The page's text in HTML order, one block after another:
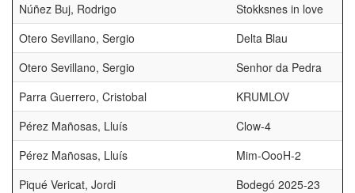
Núñez Buj, Rodrigo
Stokksnes in love
Otero Sevillano, Sergio
Delta Blau
Otero Sevillano, Sergio
Senhor da Pedra
Parra Guerrero, Cristobal
KRUMLOV
Pérez Mañosas, Lluís
Clow-4
Pérez Mañosas, Lluís
Mim-OooH-2
Piqué Vericat, Jordi
Bodegó 2025-23